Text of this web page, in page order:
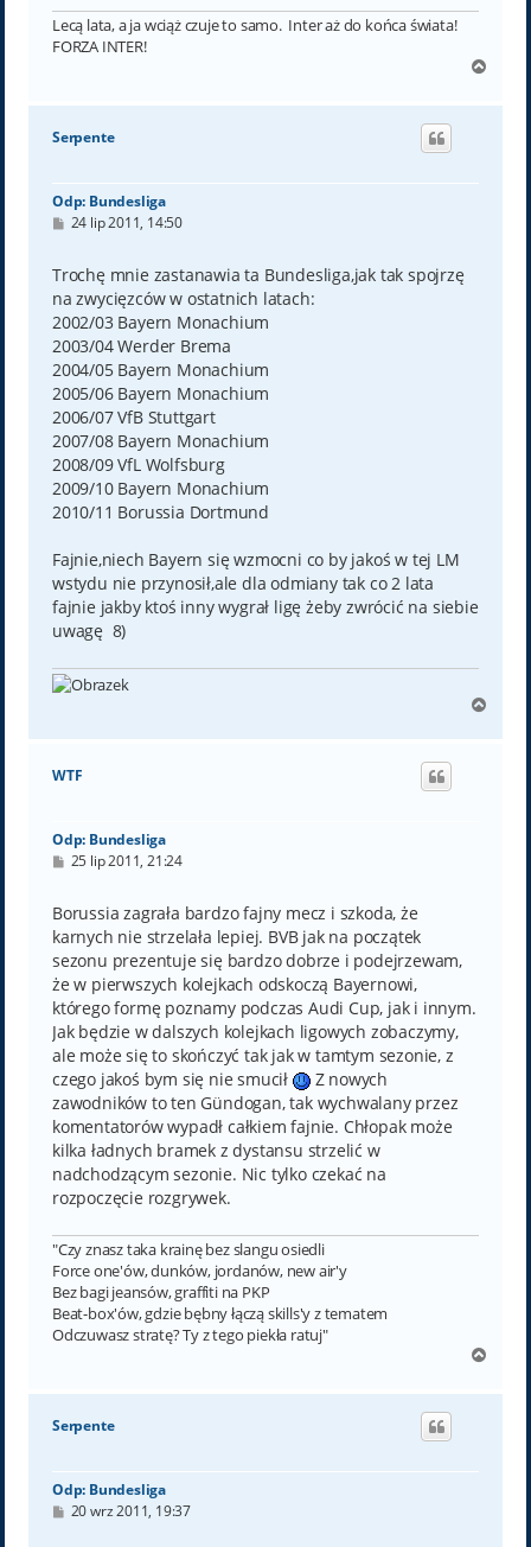
Lecą lata, a ja wciąż czuje to samo. Inter aż do końca świata!
FORZA INTER!
g
Serpente
Odp: Bundesliga
P
t
24 lip 2011, 14:50
Trochę mnie zastanawia ta Bundesliga,jak tak spojrzę
na zwycięzców w ostatnich latach:
2002/03 Bayern Monachium
2003/04 Werder Brema
2004/05 Bayern Monachium
2005/06 Bayern Monachium
2006/07 VfB Stuttgart
2007/08 Bayern Monachium
2008/09 VfL Wolfsburg
2009/10 Bayern Monachium
2010/11 Borussia Dortmund
Fajnie,niech Bayern się wzmocni co by jakoś w tej LM
wstydu nie przynosił,ale dla odmiany tak co 2 lata
fajnie jakby ktoś inny wygrał ligę żeby zwrócić na siebie
uwagę 8)
g
WTF
Odp: Bundesliga
P
t
25 lip 2011, 21:24
Borussia zagrała bardzo fajny mecz i szkoda, że
karnych nie strzelała lepiej. BVB jak na początek
sezonu prezentuje się bardzo dobrze i podejrzewam,
że w pierwszych kolejkach odskoczą Bayernowi,
którego formę poznamy podczas Audi Cup, jak i innym.
Jak będzie w dalszych kolejkach ligowych zobaczymy,
ale może się to skończyć tak jak w tamtym sezonie, z
czego jakoś bym się nie smucił
Z nowych
zawodników to ten Gündogan, tak wychwalany przez
komentatorów wypadł całkiem fajnie. Chłopak może
kilka ładnych bramek z dystansu strzelić w
nadchodzącym sezonie. Nic tylko czekać na
rozpoczęcie rozgrywek.
"Czy znasz taka krainę bez slangu osiedli
Force one'ów, dunków, jordanów, new air'y
Bez bagi jeansów, graffiti na PKP
Beat-box'ów, gdzie bębny łączą skills'y z tematem
Odczuwasz stratę? Ty z tego piekła ratuj"
g
Serpente
Odp: Bundesliga
P20 wrz 2011, 19:37